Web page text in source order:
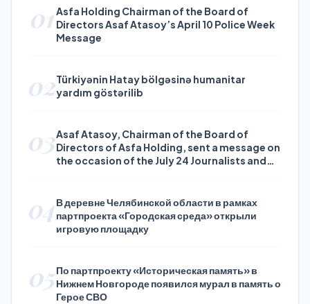
01Asfa Holding Chairman of the Board of
Directors Asaf Atasoy’s April 10 Police Week
Message
02Türkiyənin Hatay bölgəsinə humanitar
yardım göstərilib
03Asaf Atasoy, Chairman of the Board of
Directors of Asfa Holding, sent a message on
the occasion of the July 24 Journalists and
04В деревне Челябинской области в рамках
партпроекта «Городская среда» открыли
игровую площадку
05По партпроекту «Историческая память» в
Нижнем Новгороде появился мурал в память о
Герое СВО